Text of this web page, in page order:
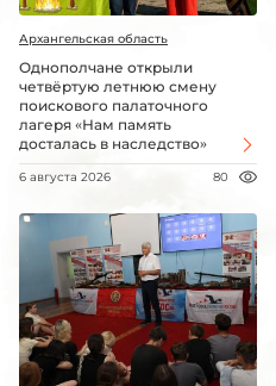
Архангельская область
Однополчане открыли
четвёртую летнюю смену
поискового палаточного
лагеря «Нам память
досталась в наследство»
6 августа 2026 80